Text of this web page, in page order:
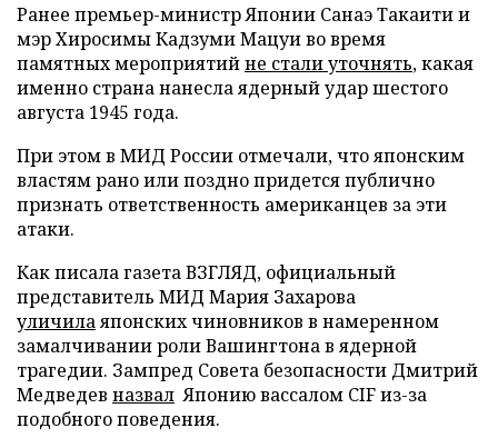
Ранее премьер-министр Японии Санаэ Такаити и
мэр Хиросимы Кадзуми Мацуи во время
памятных мероприятийне стали уточнять, какая
именно страна нанесла ядерный удар шестого
августа 1945 года.
При этом в МИД России отмечали, что японским
властям рано или поздно придется публично
признать ответственность американцев за эти
атаки.
Как писала газета ВЗГЛЯД, официальный
представитель МИД Мария Захарова
уличилаяпонских чиновников в намеренном
замалчивании роли Вашингтона в ядерной
трагедии. Зампред Совета безопасности Дмитрий
Медведев назвал Японию вассалом CIF из-за
подобного поведения.